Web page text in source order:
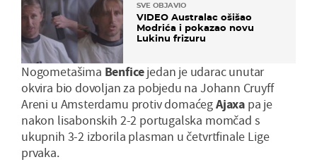
SVE OBJAVIO
VIDEO Australac ošišao
Modrića i pokazao novu
Lukinu frizuru
Nogometašima Benficejedan je udarac unutar
okvira bio dovoljan za pobjedu na Johann Cruyff
Areni u Amsterdamu protiv domaćegAjaxa pa je
nakon lisabonskih 2-2 portugalska momčad s
ukupnih 3-2 izborila plasman u četvrtfinale Lige
prvaka.